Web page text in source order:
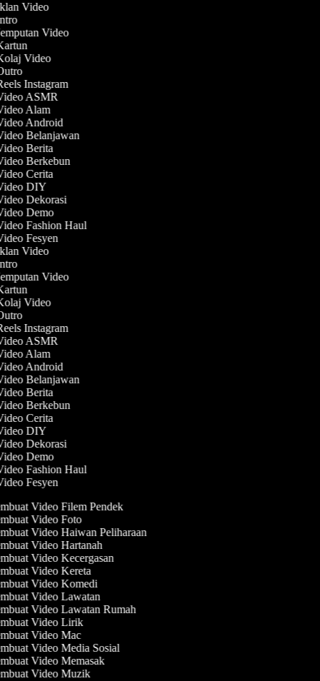
Video
Video
Video
Instagram
ASMR
Alam
Android
Belanjawan
Berita
Berkebun
Cerita
DIY
Dekorasi
Demo
Fashion Haul
Fesyen
Video
Video
Video
Instagram
ASMR
Alam
Android
Belanjawan
Berita
Berkebun
Cerita
DIY
Dekorasi
Demo
Fashion Haul
Fesyen
Video Filem Pendek
Video Foto
Video Haiwan Peliharaan
Video Hartanah
Video Kecergasan
Video Kereta
Video Komedi
Video Lawatan
Video Lawatan Rumah
Video Lirik
Video Mac
Video Media Sosial
Video Memasak
Video Muzik